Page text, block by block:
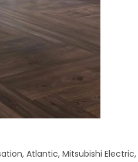
Atlantic, Mitsubishi Electric,